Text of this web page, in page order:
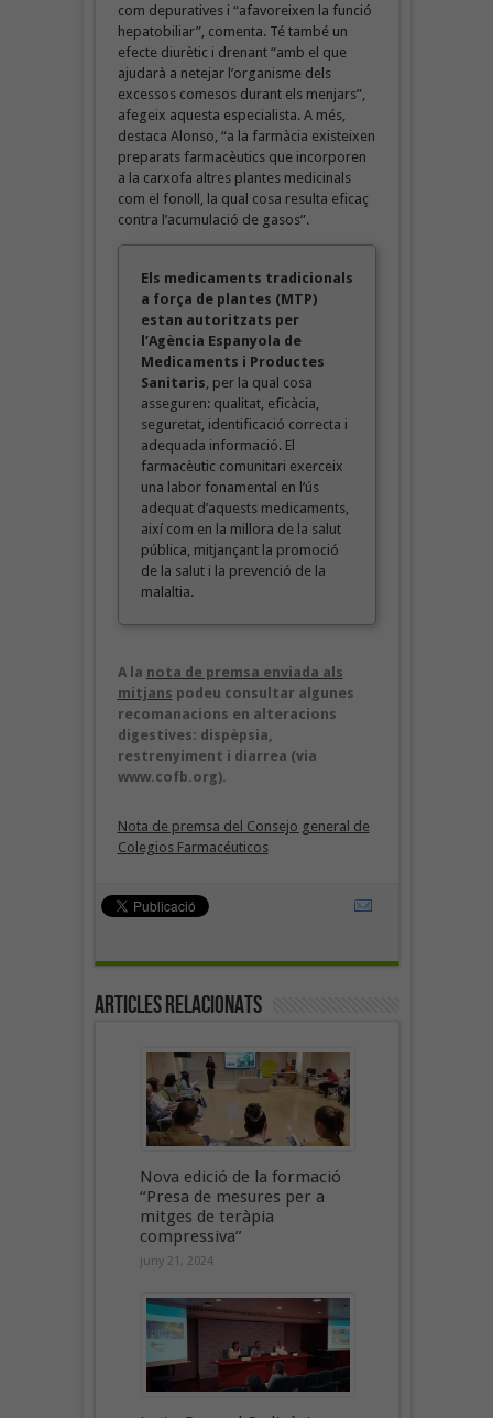
com depuratives i “afavoreixen la funció
hepatobiliar”, comenta. Té també un
efecte diurètic i drenant “amb el que
ajudarà a netejar l’organisme dels
excessos comesos durant els menjars”,
afegeix aquesta especialista. A més,
destaca Alonso, “a la farmàcia existeixen
preparats farmacèutics que incorporen
a la carxofa altres plantes medicinals
com el fonoll, la qual cosa resulta eficaç
contra l’acumulació de gasos”.
Els medicaments tradicionals
a força de plantes (MTP)
estan autoritzats per
l’Agència Espanyola de
Medicaments i Productes
Sanitaris , per la qual cosa
asseguren: qualitat, eficàcia,
seguretat, identificació correcta i
adequada informació. El
farmacèutic comunitari exerceix
una labor fonamental en l’ús
adequat d’aquests medicaments,
així com en la millora de la salut
pública, mitjançant la promoció
de la salut i la prevenció de la
malaltia.
A la nota de premsa enviada als
mitjans podeu consultar algunes
recomanacions en alteracions
digestives: dispèpsia,
restrenyiment i diarrea (via
www.cofb.org).
Nota de premsa del Consejo general de
Colegios Farmacéuticos
Articles Relacionats
Nova edició de la formació
“Presa de mesures per a
mitges de teràpia
compressiva”
juny 21, 2024